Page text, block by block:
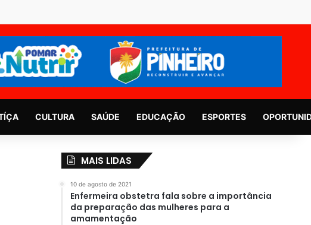
CULTURA SAÚDE EDUCAÇÃO ESPORTES
MAIS LIDAS
10 de agosto de 2021
Enfermeira obstetra fala sobre a importância
da preparação das mulheres para a
amamentação